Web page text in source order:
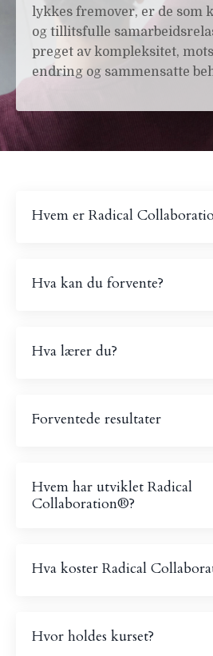
lykkes fremover, er de som
og tillitsfulle
preget av kompleksitet,
endring og sammensatte
Hvem er Radical
Hva kan du forvente?
Hva lærer du?
Forventede resultater
Hvem har utviklet Radical
Collaboration®?
Hva koster Radical
Hvor holdes kurset?